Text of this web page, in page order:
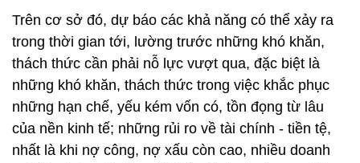
Trên cơ sở đó, dự báo các khả năng có thể xảy ra
trong thời gian tới, lường trước những khó khăn,
thách thức cần phải nỗ lực vượt qua, đặc biệt là
những khó khăn, thách thức trong việc khắc phục
những hạn chế, yếu kém vốn có, tồn đọng từ lâu
của nền kinh tế; những rủi ro về tài chính - tiền tệ,
nhất là khi nợ công, nợ xấu còn cao, nhiều doanh